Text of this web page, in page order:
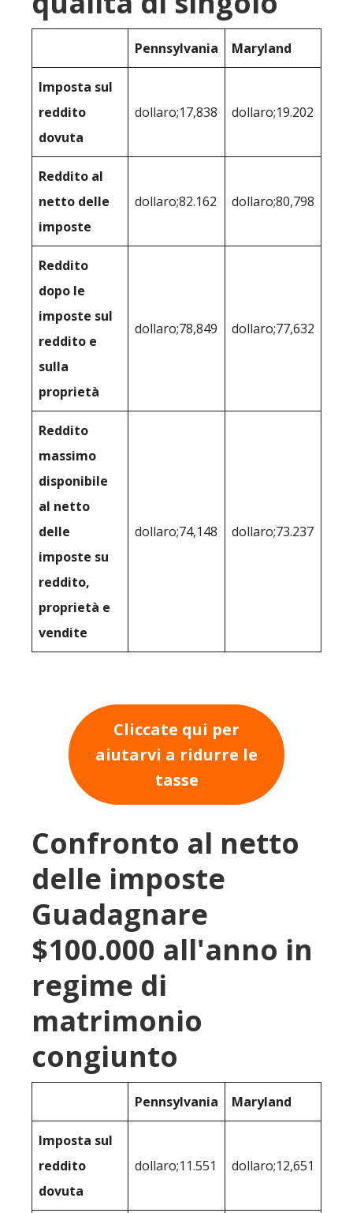
Pennsylvania Maryland
Imposta sul
reddito
dovuta
dollaro;17,838 dollaro;19.202
Reddito al
netto delle
imposte
dollaro;82.162 dollaro;80,798
Reddito
dopo le
imposte sul
reddito e
sulla
proprietà
dollaro;78,849 dollaro;77,632
Reddito
massimo
disponibile
al netto
delle
imposte su
reddito,
proprietà e
vendite
dollaro;74,148 dollaro;73.237
Cliccate qui per
aiutarvi a ridurre le
tasse
Confronto al netto
delle imposte
Guadagnare
$100.000 all'anno in
regime di
matrimonio
congiunto
Pennsylvania Maryland
Imposta sul
reddito
dovuta
dollaro;11.551 dollaro;12,651